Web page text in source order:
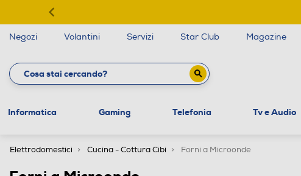
Negozi Volantini Servizi Star Club Magazine
Informatica Gaming Telefonia Tv e Audio
Elettrodomestici Cucina - Cottura Cibi Forni a Microonde